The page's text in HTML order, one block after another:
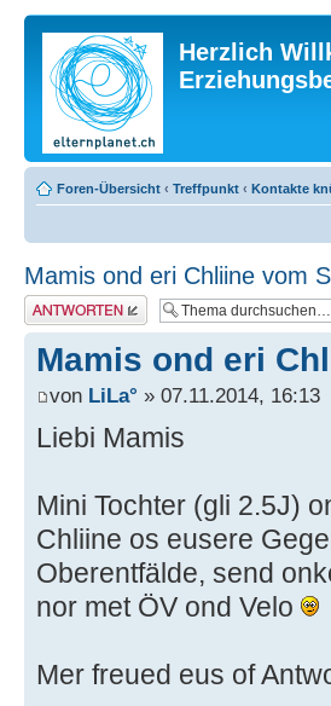
Herzlich
Foren-Übersicht ‹ Treffpunkt ‹ Kontakte
Mamis ond eri Chliine vom
Antwort erstellen
Mamis ond eri
von LiLa° » 07.11.2014, 16:13
Liebi Mamis
Mini Tochter (gli 2.5J)
Chliine os eusere
Oberentfälde, send
nor met ÖV ond Velo
Mer freued eus of